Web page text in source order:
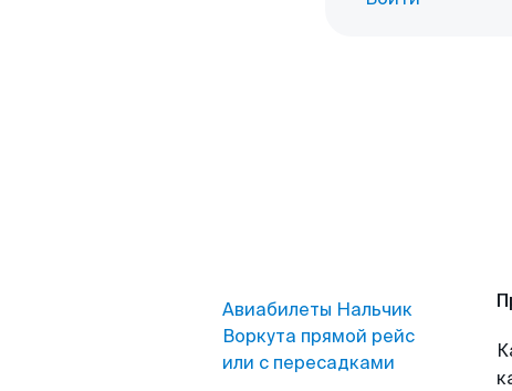
Авиабилеты Нальчик
Воркута прямой рейс
или с пересадками